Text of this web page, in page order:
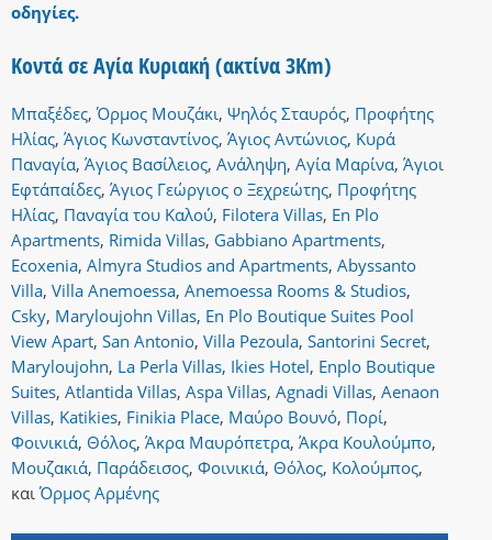
οδηγίες.
Κοντά σε Αγία Κυριακή (ακτίνα 3Km)
Μπαξέδες,Όρμος Μουζάκι, Ψηλός Σταυρός, Προφήτης
Ηλίας, Άγιος Κωνσταντίνος, Άγιος Αντώνιος, Κυρά
Παναγία, Άγιος Βασίλειος, Ανάληψη, Αγία Μαρίνα, Άγιοι
Εφτάπαίδες, Άγιος Γεώργιος ο Ξεχρεώτης, Προφήτης
Ηλίας, Παναγία του Καλού, Filotera Villas, En Plo
Apartments, Rimida Villas, Gabbiano Apartments,
Ecoxenia, Almyra Studios and Apartments, Abyssanto
Villa, Villa Anemoessa, Anemoessa Rooms & Studios,
Csky, Maryloujohn Villas, En Plo Boutique Suites Pool
View Apart, San Antonio, Villa Pezoula, Santorini Secret,
Maryloujohn, La Perla Villas, Ikies Hotel, Enplo Boutique
Suites, Atlantida Villas, Aspa Villas, Agnadi Villas, Aenaon
Villas, Katikies, Finikia Place, Μαύρο Βουνό, Πορί,
Φοινικιά, Θόλος, Άκρα Μαυρόπετρα, Άκρα Κουλούμπο,
Μουζακιά, Παράδεισος, Φοινικιά, Θόλος, Κολούμπος,
καιΌρμος Αρμένης